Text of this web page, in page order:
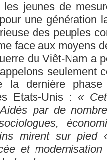
jeunes de
une génération
des peuples
face aux moyens
du Viêt-Nam a
seulement
la dernière
Etats-Unis : «
par de
mirent sur
et